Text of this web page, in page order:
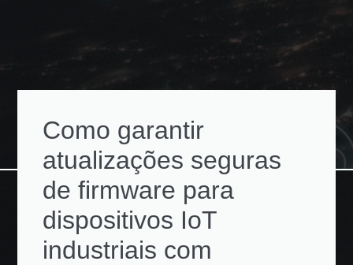
Como garantir
atualizações seguras
de firmware para
dispositivos IoT
industriais com